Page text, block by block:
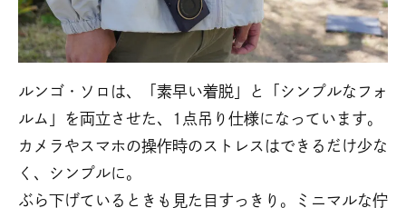
ルンゴ・ソロは、「素早い着脱」と「シンプルなフォ
ルム」を両立させた、1点吊り仕様になっています。
カメラやスマホの操作時のストレスはできるだけ少な
く、シンプルに。
ぶら下げているときも見た目すっきり。ミニマルな佇